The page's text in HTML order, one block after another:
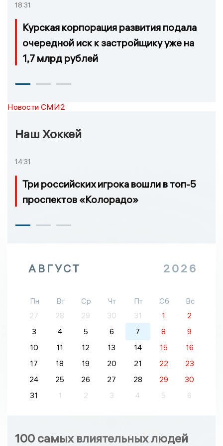
18:31
Курская корпорация развития подала
очередной иск к застройщику уже на
1,7 млрд рублей
Новости СМИ2
Наш Хоккей
14:31
Три российских игрока вошли в топ-5
проспектов «Колорадо»
АВГУСТ 2026
Пн Вт Ср Чт Пт Сб
Вс
27
28 29 30 31 1
2
3
4 5 6 7 8
9
10
11 12 13 14 15
16
17
18 19 20 21 22
23
24
25 26 27 28 29
30
31
1 2 3 4 5 6
100 самых влиятельных людей